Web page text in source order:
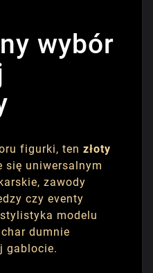
wybór
figurki, ten złoty
się uniwersalnym
zawody
czy eventy
modelu
dumnie
gablocie.